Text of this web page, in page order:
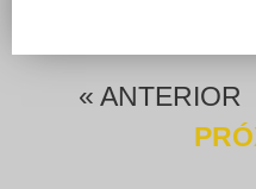
« ANTERIOR